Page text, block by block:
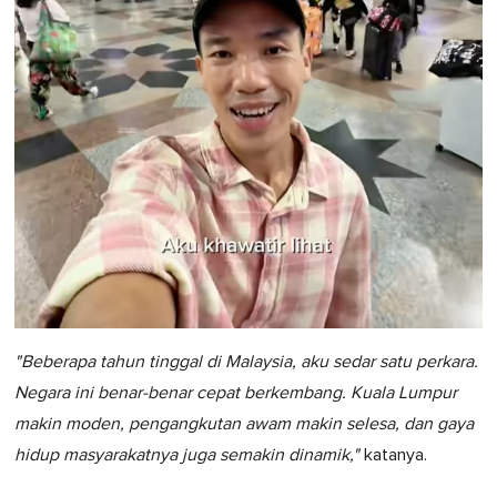
"Beberapa tahun tinggal di Malaysia, aku sedar satu perkara.
Negara ini benar-benar cepat berkembang. Kuala Lumpur
makin moden, pengangkutan awam makin selesa, dan gaya
hidup masyarakatnya juga semakin dinamik,"katanya.